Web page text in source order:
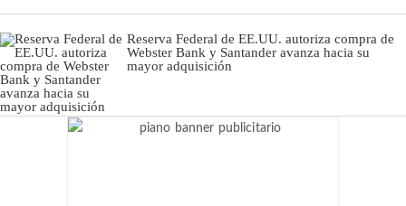
Reserva Federal de EE.UU. autoriza compra de
Webster Bank y Santander avanza hacia su
mayor adquisición